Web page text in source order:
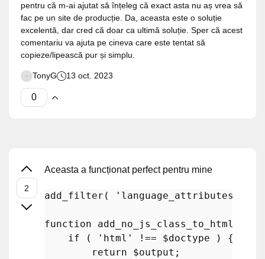
pentru că m-ai ajutat să înțeleg că exact asta nu aș vrea să
fac pe un site de producție. Da, aceasta este o soluție
excelentă, dar cred că doar ca ultimă soluție. Sper că acest
comentariu va ajuta pe cineva care este tentat să
copieze/lipească pur și simplu.
TonyG 13 oct. 2023
Aceasta a funcționat perfect pentru mine
add_filter ( 'language_attributes'
function add_no_js_class_to_html_tag
if ( 'html' !== $doctype ) {
return
$output ;